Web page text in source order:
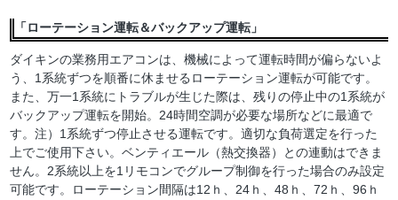
「ローテーション運転＆バックアップ運転」
ダイキンの業務用エアコンは、機械によって運転時間が偏らないよ
う、1系統ずつを順番に休ませるローテーション運転が可能です。
また、万一1系統にトラブルが生じた際は、残りの停止中の1系統が
バックアップ運転を開始。24時間空調が必要な場所などに最適で
す。注）1系統ずつ停止させる運転です。適切な負荷選定を行った
上でご使用下さい。ベンティエール（熱交換器）との連動はできま
せん。2系統以上を1リモコンでグループ制御を行った場合のみ設定
可能です。ローテーション間隔は12ｈ、24ｈ、48ｈ、72ｈ、96ｈ